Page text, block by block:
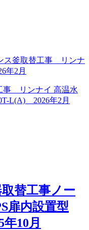
釜取替工事 リンナ
年2月
リンナイ 高温水
L(A) 2026年2月
替工事ノー
扉内設置型
10月